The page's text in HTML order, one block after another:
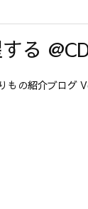
る
もの紹介ブログ